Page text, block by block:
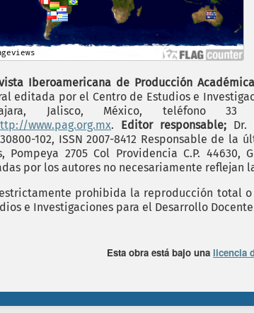
Iberoamericana de Producción
editada por el Centro de Estudios e
Jalisco, México, teléfono
www.pag.org.mx. Editor responsable; Dr.
102, ISSN 2007-8412 Responsable de
Pompeya 2705 Col Providencia C.P.
por los autores no necesariamente
prohibida la reproducción total
e Investigaciones para el Desarrollo
Esta obra está bajo una licencia